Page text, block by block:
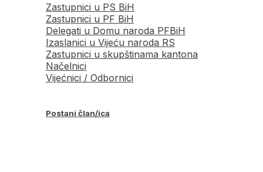
Zastupnici u PS BiH
Zastupnici u PF BiH
Delegati u Domu naroda PFBiH
Izaslanici u Vijeću naroda RS
Zastupnici u skupštinama kantona
Načelnici
Vijećnici / Odbornici
Postani član/ica